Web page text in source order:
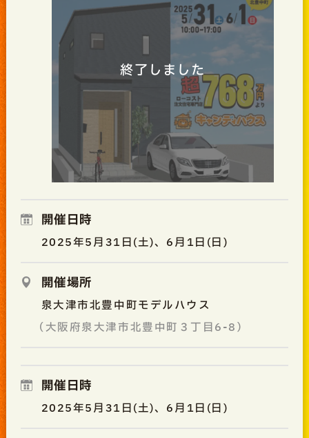
終了しました
開催日時
2025年5月31日(土)、6月1日(日)
開催場所
泉大津市北豊中町モデルハウス
（大阪府泉大津市北豊中町３丁目6-8）
開催日時
2025年5月31日(土)、6月1日(日)